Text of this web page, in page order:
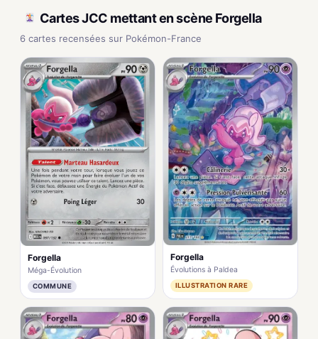
Cartes JCC mettant en scène Forgella
6 cartes recensées sur Pokémon-France
Forgella
Méga-Évolution
COMMUNE
Forgella
Évolutions à Paldea
ILLUSTRATION RARE